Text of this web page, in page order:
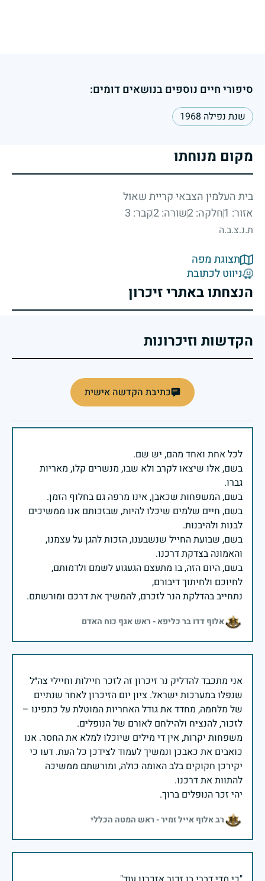
סיפורי חיים נוספים בנושאים דומים:
שנת נפילה 1968
מקום מנוחתו
בית העלמין הצבאי קריית שאול
אזור: 1
חלקה: 2 שורה: 2 קבר: 3
ת.נ.צ.ב.ה
תצוגת מפה
ניווט לכתובת
הנצחתו באתרי זיכרון
הקדשות וזיכרונות
כתיבת הקדשה אישית
בשם, אלו שיצאו לקרב ולא שבו, מנשרים קלו, מאריות
בשם, חיים שלמים שיכלו להיות, שבזכותם אנו ממשיכים
בשם, שבועת החייל שנשבענו, הזכות להגן על עצמנו,
בשם, היום הזה, בו מתעצם הגעגוע לשמם ולדמותם,
נתחייב בהדלקת הנר לזכרם, להמשיך את דרכם ומורשתם.
אלוף דדו בר כליפא - ראש אגף כוח האדם
אני מתכבד להדליק נר זיכרון זה לזכר חיילות וחיילי צה״ל
שנפלו במערכות ישראל. ציון יום הזיכרון לאחר שנתיים
של מלחמה, מחדד את גודל האחריות המוטלת על כתפינו –
משפחות יקרות, אין די מילים שיוכלו למלא את החסר. אנו
כואבים את כאבכן ונמשיך לעמוד לצידכן כל העת. דעו כי
יקירכן חקוקים בלב האומה כולה, ומורשתם ממשיכה
יהי זכר הנופלים ברוך.
רב אלוף אייל זמיר - ראש המטה הכללי